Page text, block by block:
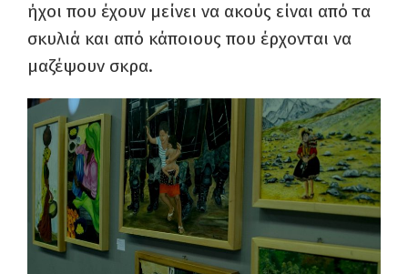
ήχοι που έχουν μείνει να ακούς είναι από τα
σκυλιά και από κάποιους που έρχονται να
μαζέψουν σκρα.